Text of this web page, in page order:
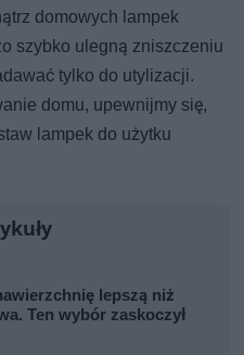
domowych lampek
szybko ulegną zniszczeniu
tylko do utylizacji.
domu, upewnijmy się,
lampek do użytku
lepszą niż
Ten wybór zaskoczył